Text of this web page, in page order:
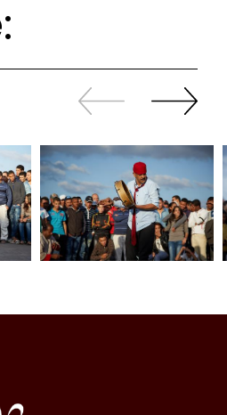
Zurück
sliden
Weiter
sliden